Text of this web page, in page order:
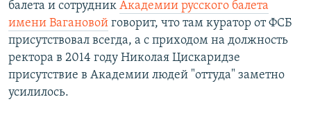
балета и сотрудник Академии русского балета
имени Вагановой говорит, что там куратор от ФСБ
присутствовал всегда, а с приходом на должность
ректора в 2014 году Николая Цискаридзе
присутствие в Академии людей "оттуда" заметно
усилилось.